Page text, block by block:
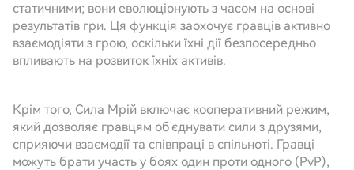
статичними; вони еволюціонують з часом на основі
результатів гри. Ця функція заохочує гравців активно
взаємодіяти з грою, оскільки їхні дії безпосередньо
впливають на розвиток їхніх активів.
Крім того, Сила Мрій включає кооперативний режим,
який дозволяє гравцям об'єднувати сили з друзями,
сприяючи взаємодії та співпраці в спільноті. Гравці
можуть брати участь у боях один проти одного (PvP),